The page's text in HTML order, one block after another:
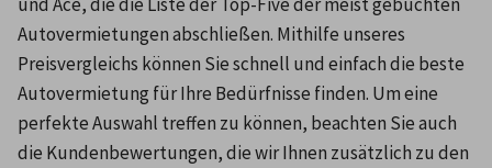
Autovermietungen abschließen. Mithilfe unseres
Preisvergleichs können Sie schnell und einfach die beste
Autovermietung für Ihre Bedürfnisse finden. Um eine
perfekte Auswahl treffen zu können, beachten Sie auch
die Kundenbewertungen, die wir Ihnen zusätzlich zu den